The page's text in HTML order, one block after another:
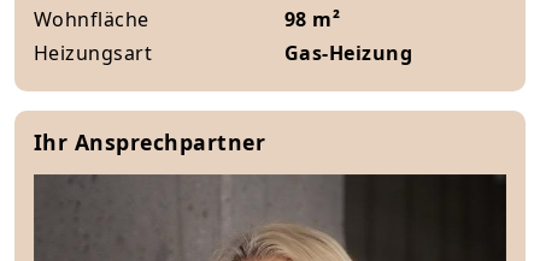
Wohnfläche
98 m²
Heizungsart
Gas-Heizung
Ihr Ansprechpartner